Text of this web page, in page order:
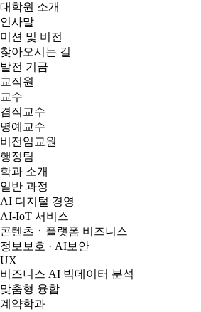
대학원 소개
인사말
미션 및 비전
찾아오시는 길
발전 기금
교직원
교수
겸직교수
명예교수
비전임교원
행정팀
학과 소개
일반 과정
AI 디지털 경영
AI-IoT 서비스
콘텐츠ㆍ플랫폼 비즈니스
정보보호 · AI보안
UX
비즈니스 AI 빅데이터 분석
맞춤형 융합
계약학과